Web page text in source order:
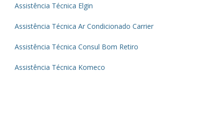
Assistência Técnica Elgin
Assistência Técnica Ar Condicionado Carrier
Assistência Técnica Consul Bom Retiro
Assistência Técnica Komeco